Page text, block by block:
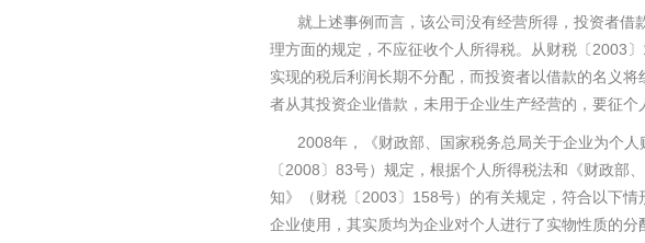
就上述事例而言，该公司没有经营所得，投资者
理方面的规定，不应征收个人所得税。从财税〔 2003 〕
实现的税后利润长期不分配，而投资者以借款的名义将
者从其投资企业借款，未用于企业生产经营的，要征个
2008年，《财政部、国家税务总局关于企业为个
〔 2008 〕 83号）规定，根据个人所得税法和《财政部
知》（财税〔 2003 〕 158号）的有关规定，符合以下
企业使用，其实质均为企业对个人进行了实物性质的分